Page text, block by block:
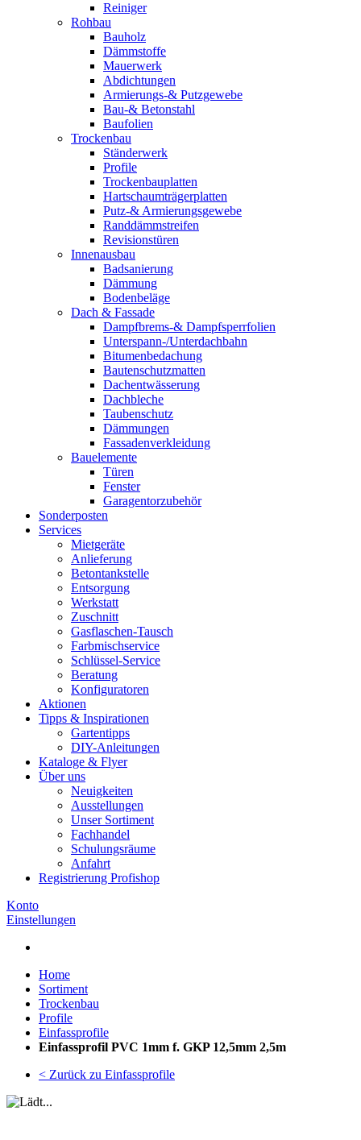
Reiniger
Rohbau
Bauholz
Dämmstoffe
Mauerwerk
Abdichtungen
Armierungs-& Putzgewebe
Bau-& Betonstahl
Baufolien
Trockenbau
Ständerwerk
Profile
Trockenbauplatten
Hartschaumträgerplatten
Putz-& Armierungsgewebe
Randdämmstreifen
Revisionstüren
Innenausbau
Badsanierung
Dämmung
Bodenbeläge
Dach & Fassade
Dampfbrems-& Dampfsperrfolien
Unterspann-/Unterdachbahn
Bitumenbedachung
Bautenschutzmatten
Dachentwässerung
Dachbleche
Taubenschutz
Dämmungen
Fassadenverkleidung
Bauelemente
Türen
Fenster
Garagentorzubehör
Sonderposten
Services
Mietgeräte
Anlieferung
Betontankstelle
Entsorgung
Werkstatt
Zuschnitt
Gasflaschen-Tausch
Farbmischservice
Schlüssel-Service
Beratung
Konfiguratoren
Aktionen
Tipps & Inspirationen
Gartentipps
DIY-Anleitungen
Kataloge & Flyer
Über uns
Neuigkeiten
Ausstellungen
Unser Sortiment
Fachhandel
Schulungsräume
Anfahrt
Registrierung Profishop
Konto
Einstellungen
Home
Sortiment
Trockenbau
Profile
Einfassprofile
Einfassprofil PVC 1mm f. GKP 12,5mm 2,5m
< Zurück zu Einfassprofile